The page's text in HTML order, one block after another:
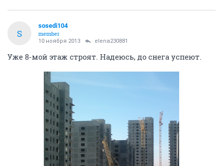
S
sosedi104
member
10 ноября 2013 elena230881
Уже 8-мой этаж строят. Надеюсь, до снега успеют.